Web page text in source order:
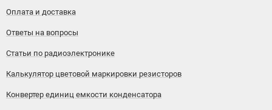
Оплата и доставка
Ответы на вопросы
Статьи по радиоэлектронике
Калькулятор цветовой маркировки резисторов
Конвертер единиц емкости конденсатора